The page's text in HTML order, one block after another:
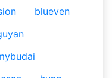
blueven